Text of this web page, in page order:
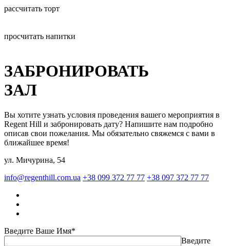
рассчитать торт
просчитать напитки
ЗАБРОНИРОВАТЬ
ЗАЛ
Вы хотите узнать условия проведения вашего мероприятия в
Regent Hill и забронировать дату? Напишите нам подробно
описав свои пожелания. Мы обязательно свяжемся с вами в
ближайшее время!
ул. Мичурина, 54
info@regenthill.com.ua +38 099 372 77 77 +38 097 372 77 77
Введите Ваше Имя*
Введите